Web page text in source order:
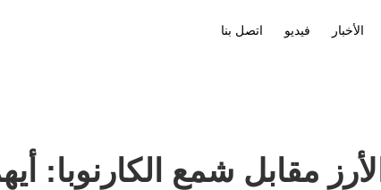
الأخبار فيديو اتصل بنا
مقابل شمع الكارنوبا: